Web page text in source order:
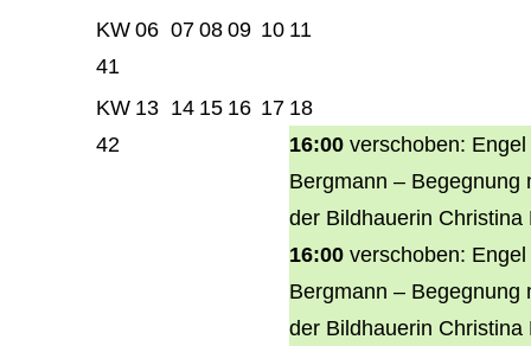
KW
41
06 070809 10 11
KW
42
13 14 15 16 17 18
16:00 verschoben:
Bergmann – Begegnung
der Bildhauerin Christina
16:00 verschoben:
Bergmann – Begegnung
der Bildhauerin Christina